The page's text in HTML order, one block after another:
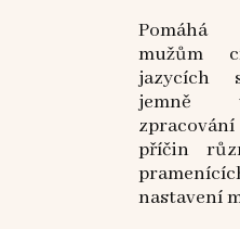
mužům
jazycích
jemně
příčin
nastavení